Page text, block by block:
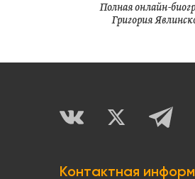
Полная онлайн-
Григория
Контактная